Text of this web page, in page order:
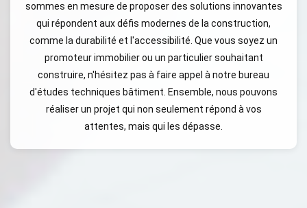
sommes en mesure de proposer des solutions innovantes
qui répondent aux défis modernes de la construction,
comme la durabilité et l'accessibilité. Que vous soyez un
promoteur immobilier ou un particulier souhaitant
construire, n'hésitez pas à faire appel à notre bureau
d'études techniques bâtiment. Ensemble, nous pouvons
réaliser un projet qui non seulement répond à vos
attentes, mais qui les dépasse.